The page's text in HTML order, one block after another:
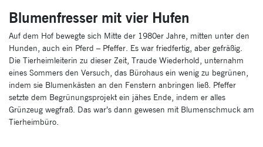
Blumenfresser mit vier Hufen
Auf dem Hof bewegte sich Mitte der 1980er Jahre, mitten unter den
Hunden, auch ein Pferd – Pfeffer. Es war friedfertig, aber gefräßig.
Die Tierheimleiterin zu dieser Zeit, Traude Wiederhold, unternahm
eines Sommers den Versuch, das Bürohaus ein wenig zu begrünen,
indem sie Blumenkästen an den Fenstern anbringen ließ. Pfeffer
setzte dem Begrünungsprojekt ein jähes Ende, indem er alles
Grünzeug wegfraß. Das war’s dann gewesen mit Blumenschmuck am
Tierheimbüro.